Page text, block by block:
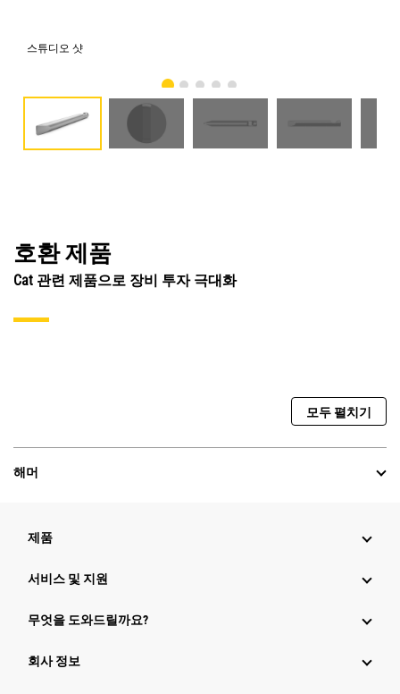
스튜디오 샷
호환 제품
Cat 관련 제품으로 장비 투자 극대화
모두 펼치기
해머
제품
서비스 및 지원
무엇을 도와드릴까요?
회사 정보